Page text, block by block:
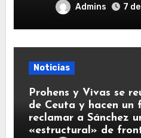
Admins 7
Noticias
Prohens y Vivas se
de Ceuta y hacen un
reclamar a Sánchez
«estructural» de